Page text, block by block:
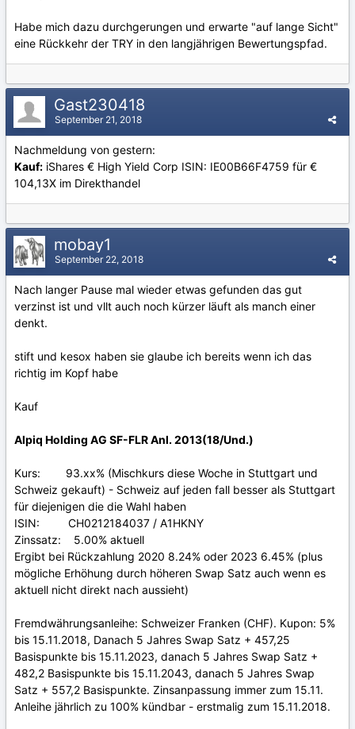
Habe mich dazu durchgerungen und erwarte "auf lange Sicht"
eine Rückkehr der TRY in den langjährigen Bewertungspfad.
Gast230418
September 21, 2018
Nachmeldung von gestern:
Kauf: iShares € High Yield Corp ISIN: IE00B66F4759 für €
104,13X im Direkthandel
mobay1
September 22, 2018
Nach langer Pause mal wieder etwas gefunden das gut
verzinst ist und vllt auch noch kürzer läuft als manch einer
denkt.
stift und kesox haben sie glaube ich bereits wenn ich das
richtig im Kopf habe
Kauf
Alpiq Holding AG SF-FLR Anl. 2013(18/Und.)
Kurs: 93.xx% (Mischkurs diese Woche in Stuttgart und
Schweiz gekauft) - Schweiz auf jeden fall besser als Stuttgart
für diejenigen die die Wahl haben
ISIN: CH0212184037 / A1HKNY
Zinssatz: 5.00% aktuell
Ergibt bei Rückzahlung 2020 8.24% oder 2023 6.45% (plus
mögliche Erhöhung durch höheren Swap Satz auch wenn es
aktuell nicht direkt nach aussieht)
Fremdwährungsanleihe: Schweizer Franken (CHF). Kupon: 5%
bis 15.11.2018, Danach 5 Jahres Swap Satz + 457,25
Basispunkte bis 15.11.2023, danach 5 Jahres Swap Satz +
482,2 Basispunkte bis 15.11.2043, danach 5 Jahres Swap
Satz + 557,2 Basispunkte. Zinsanpassung immer zum 15.11.
Anleihe jährlich zu 100% kündbar - erstmalig zum 15.11.2018.